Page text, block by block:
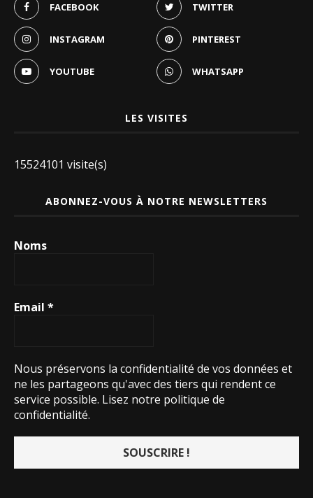
FACEBOOK TWITTER
INSTAGRAM PINTEREST
YOUTUBE WHATSAPP
LES VISITES
15524101 visite(s)
ABONNEZ-VOUS À NOTRE NEWSLETTERS
Noms
Email *
Nous préservons la confidentialité de vos données et
ne les partageons qu'avec des tiers qui rendent ce
service possible. Lisez notre politique de
confidentialité.